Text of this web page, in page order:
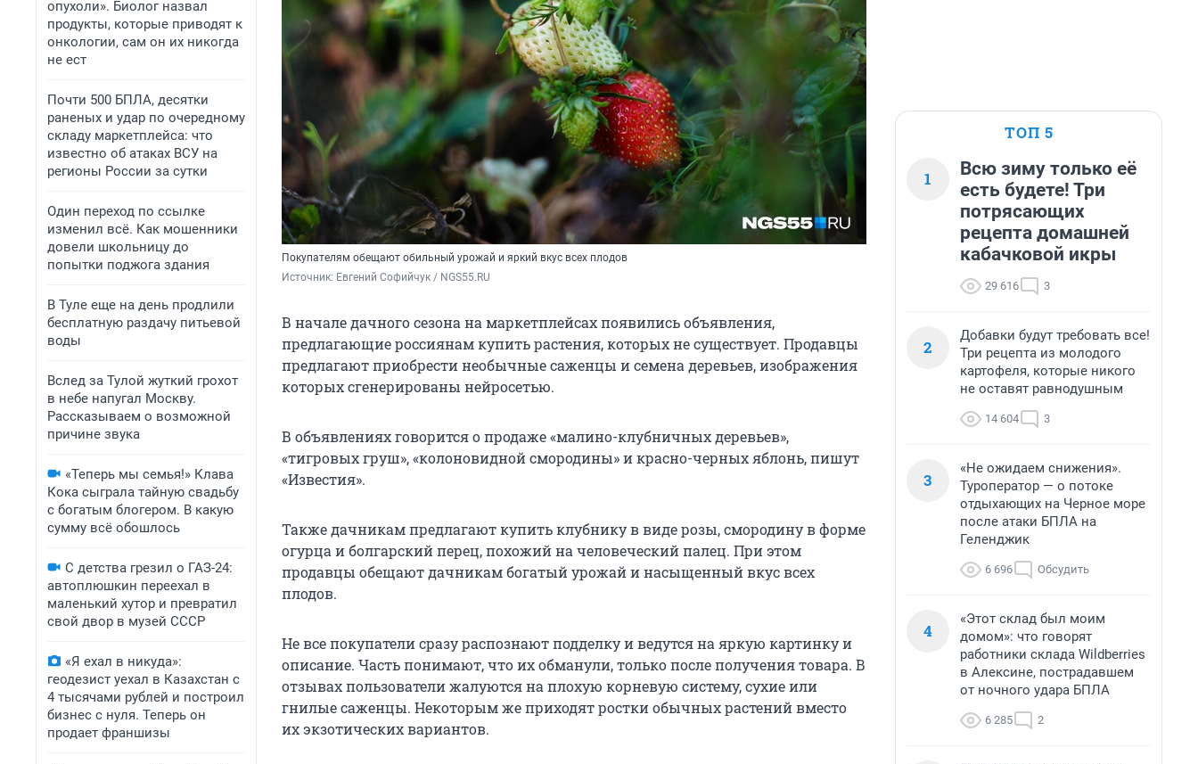
опухоли». Биолог назвал
продукты, которые приводят к
онкологии, сам он их никогда
не ест
Почти 500 БПЛА, десятки
раненых и удар по очередному
складу маркетплейса: что
известно об атаках ВСУ на
регионы России за сутки
Один переход по ссылке
изменил всё. Как мошенники
довели школьницу до
попытки поджога здания
В Туле еще на день продлили
бесплатную раздачу питьевой
воды
Вслед за Тулой жуткий грохот
в небе напугал Москву.
Рассказываем о возможной
причине звука
«Теперь мы семья!» Клава
Кока сыграла тайную свадьбу
с богатым блогером. В какую
сумму всё обошлось
С детства грезил о ГАЗ-24:
автоплюшкин переехал в
маленький хутор и превратил
свой двор в музей СССР
«Я ехал в никуда»:
геодезист уехал в Казахстан с
4 тысячами рублей и построил
бизнес с нуля. Теперь он
продает франшизы
Покупателям обещают обильный урожай и яркий вкус всех плодов
Источник: Евгений Софийчук / NGS55.RU
В начале дачного сезона на маркетплейсах появились объявления,
предлагающие россиянам купить растения, которых не существует. Продавцы
предлагают приобрести необычные саженцы и семена деревьев, изображения
которых сгенерированы нейросетью.
В объявлениях говорится о продаже «малино-клубничных деревьев»,
«тигровых груш», «колоновидной смородины» и красно-черных яблонь, пишут
«Известия».
Также дачникам предлагают купить клубнику в виде розы, смородину в форме
огурца и болгарский перец, похожий на человеческий палец. При этом
продавцы обещают дачникам богатый урожай и насыщенный вкус всех
плодов.
Не все покупатели сразу распознают подделку и ведутся на яркую картинку и
описание. Часть понимают, что их обманули, только после получения товара. В
отзывах пользователи жалуются на плохую корневую систему, сухие или
гнилые саженцы. Некоторым же приходят ростки обычных растений вместо
их экзотических вариантов.
ТОП 5
1
Всю зиму только её
есть будете! Три
потрясающих
рецепта домашней
кабачковой икры
29 616 3
2
Добавки будут требовать все!
Три рецепта из молодого
картофеля, которые никого
не оставят равнодушным
14 604 3
3
«Не ожидаем снижения».
Туроператор — о потоке
отдыхающих на Черное море
после атаки БПЛА на
Геленджик
6 696 Обсудить
4
«Этот склад был моим
домом»: что говорят
работники склада Wildberries
в Алексине, пострадавшем
от ночного удара БПЛА
6 285 2